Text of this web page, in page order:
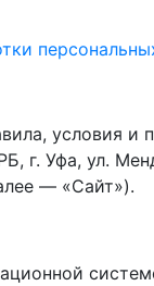
условия
г. Уфа, ул.
— «Сайт»).